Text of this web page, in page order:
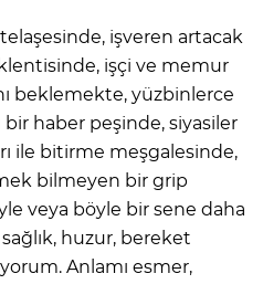
telaşesinde, işveren artacak
işçi ve memur
beklemekte, yüzbinlerce
haber peşinde, siyasiler
ile bitirme meşgalesinde,
bilmeyen bir grip
veya böyle bir sene daha
huzur, bereket
Anlamı esmer,